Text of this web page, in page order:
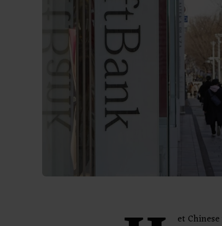
et